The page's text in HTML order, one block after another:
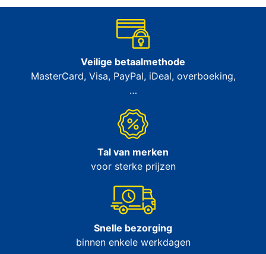
Veilige betaalmethode
MasterCard, Visa, PayPal, iDeal, overboeking,
…
Tal van merken
voor sterke prijzen
Snelle bezorging
binnen enkele werkdagen